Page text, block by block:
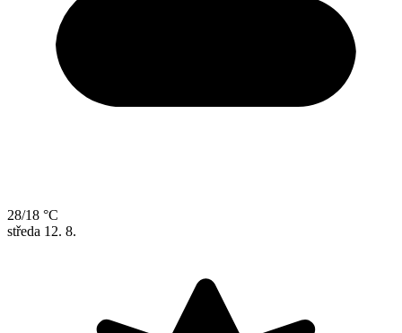
28/18 °C
středa 12. 8.